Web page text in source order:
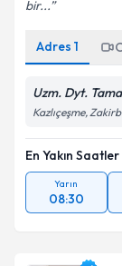
Metni
bir...
Adres 1
Uzm. Dyt.
Kazlıçeşme,
En Yakın Saatler
Yarın
08:30